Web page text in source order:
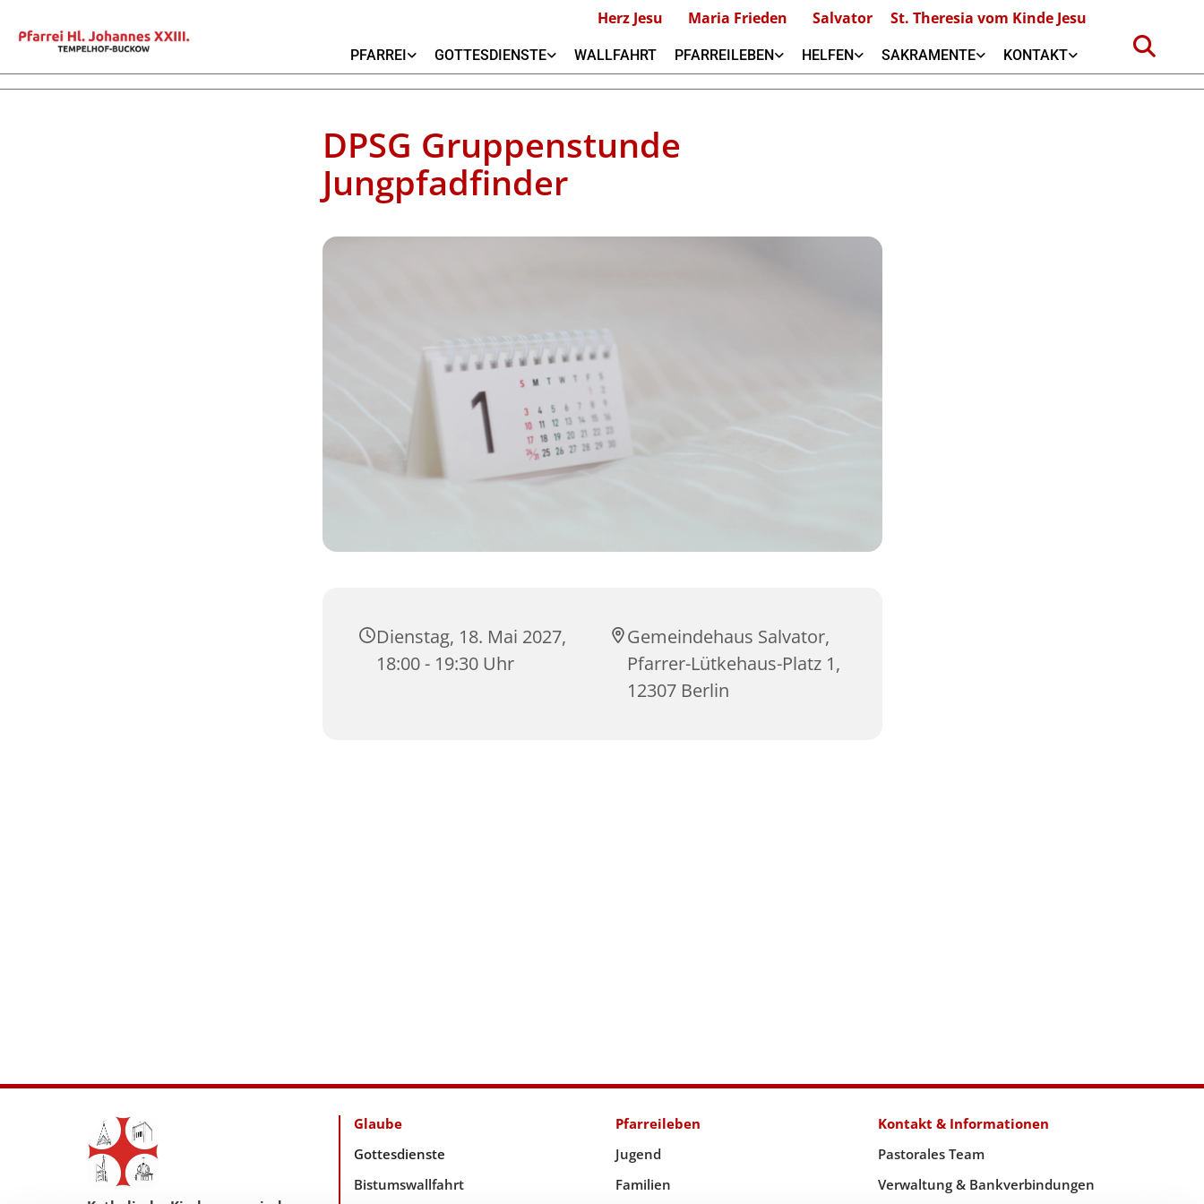
Herz Jesu Maria Frieden Salvator St. Theresia vom Kinde Jesu
PFARREI GOTTESDIENSTE WALLFAHRT PFARREILEBEN HELFEN SAKRAMENTE KONTAKT
DPSG Gruppenstunde
Jungpfadfinder
Dienstag, 18. Mai 2027,
18:00 - 19:30 Uhr
Gemeindehaus Salvator,
Pfarrer-Lütkehaus-Platz 1,
12307 Berlin
Glaube
Gottesdienste
Bistumswallfahrt
Pfarreileben
Jugend
Familien
Kontakt & Informationen
Pastorales Team
Verwaltung & Bankverbindungen